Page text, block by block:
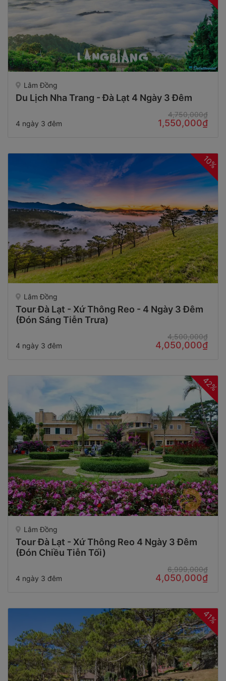
Lâm Đồng
Du Lịch Nha Trang - Đà Lạt 4 Ngày 3 Đêm
4 ngày 3 đêm
4,750,000₫
1,550,000₫
10%
Lâm Đồng
Tour Đà Lạt - Xứ Thông Reo - 4 Ngày 3 Đêm
(Đón Sáng Tiễn Trưa)
4 ngày 3 đêm
4,500,000₫
4,050,000₫
42%
Lâm Đồng
Tour Đà Lạt - Xứ Thông Reo 4 Ngày 3 Đêm
(Đón Chiều Tiễn Tối)
4 ngày 3 đêm
6,999,000₫
4,050,000₫
41%